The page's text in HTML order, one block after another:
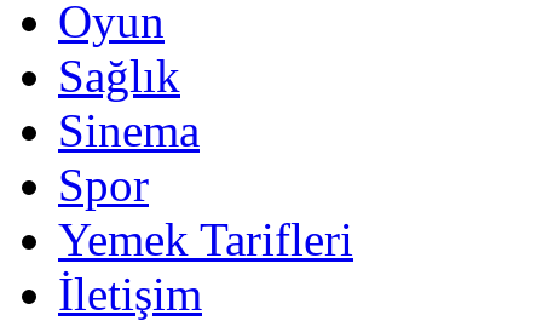
Oyun
Sağlık
Sinema
Spor
Yemek Tarifleri
İletişim